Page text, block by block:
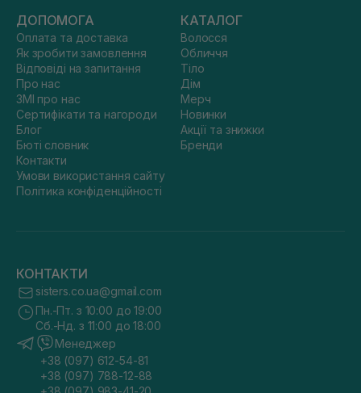
ДОПОМОГА
Оплата та доставка
Як зробити замовлення
Відповіді на запитання
Про нас
ЗМІ про нас
Сертифікати та нагороди
Блог
Бюті словник
Контакти
Умови використання сайту
Політика конфіденційності
КАТАЛОГ
Волосся
Обличчя
Тіло
Дім
Мерч
Новинки
Акції та знижки
Бренди
КОНТАКТИ
sisters.co.ua@gmail.com
Пн.-Пт. з 10:00 до 19:00
Сб.-Нд. з 11:00 до 18:00
Менеджер
+38 (097) 612-54-81
+38 (097) 788-12-88